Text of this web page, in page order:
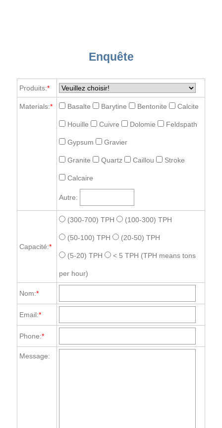
Enquête
Produits:*
Materials:* Basalte Barytine Bentonite Calcite
Houille Cuivre Dolomie Feldspath
Gypsum Gravier
Granite Quartz Caillou Stroke
Calcaire
Autre:
Capacité:*
(300-700) TPH (100-300) TPH
(50-100) TPH (20-50) TPH
(5-20) TPH < 5 TPH (TPH means tons
per hour)
Nom:*
Email:*
Phone:*
Message: